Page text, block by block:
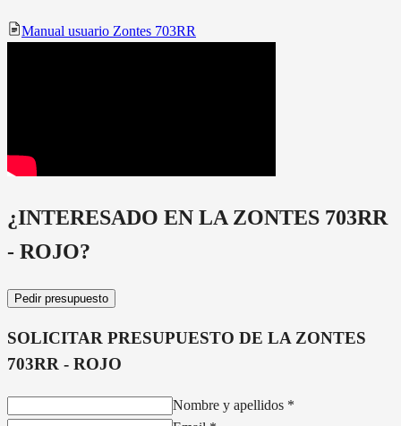
Manual usuario Zontes 703RR
¿INTERESADO EN LA ZONTES 703RR
- ROJO?
Pedir presupuesto
SOLICITAR PRESUPUESTO DE LA ZONTES
703RR - ROJO
Nombre y apellidos *